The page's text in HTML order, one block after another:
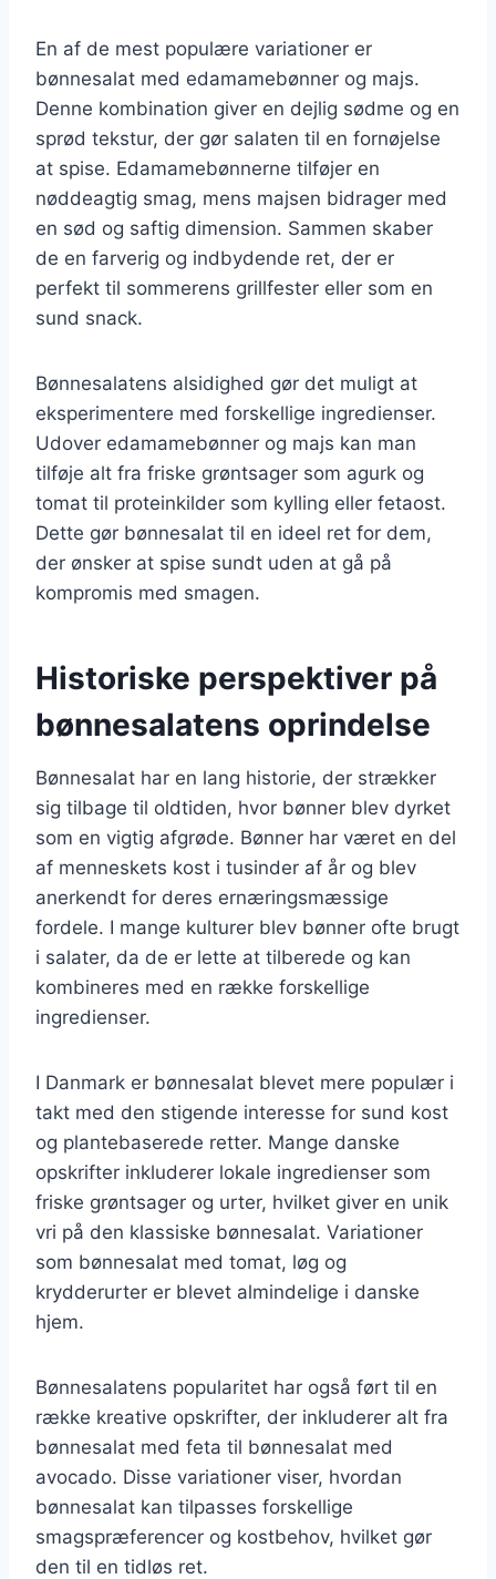
En af de mest populære variationer er
bønnesalat med edamamebønner og majs.
Denne kombination giver en dejlig sødme og en
sprød tekstur, der gør salaten til en fornøjelse
at spise. Edamamebønnerne tilføjer en
nøddeagtig smag, mens majsen bidrager med
en sød og saftig dimension. Sammen skaber
de en farverig og indbydende ret, der er
perfekt til sommerens grillfester eller som en
sund snack.
Bønnesalatens alsidighed gør det muligt at
eksperimentere med forskellige ingredienser.
Udover edamamebønner og majs kan man
tilføje alt fra friske grøntsager som agurk og
tomat til proteinkilder som kylling eller fetaost.
Dette gør bønnesalat til en ideel ret for dem,
der ønsker at spise sundt uden at gå på
kompromis med smagen.
Historiske perspektiver på
bønnesalatens oprindelse
Bønnesalat har en lang historie, der strækker
sig tilbage til oldtiden, hvor bønner blev dyrket
som en vigtig afgrøde. Bønner har været en del
af menneskets kost i tusinder af år og blev
anerkendt for deres ernæringsmæssige
fordele. I mange kulturer blev bønner ofte brugt
i salater, da de er lette at tilberede og kan
kombineres med en række forskellige
ingredienser.
I Danmark er bønnesalat blevet mere populær i
takt med den stigende interesse for sund kost
og plantebaserede retter. Mange danske
opskrifter inkluderer lokale ingredienser som
friske grøntsager og urter, hvilket giver en unik
vri på den klassiske bønnesalat. Variationer
som bønnesalat med tomat, løg og
krydderurter er blevet almindelige i danske
hjem.
Bønnesalatens popularitet har også ført til en
række kreative opskrifter, der inkluderer alt fra
bønnesalat med feta til bønnesalat med
avocado. Disse variationer viser, hvordan
bønnesalat kan tilpasses forskellige
smagspræferencer og kostbehov, hvilket gør
den til en tidløs ret.